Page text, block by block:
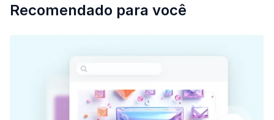
Recomendado para você